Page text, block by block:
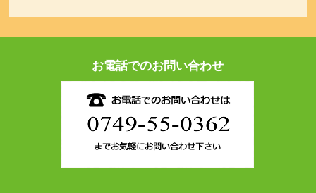
お電話でのお問い合わせ